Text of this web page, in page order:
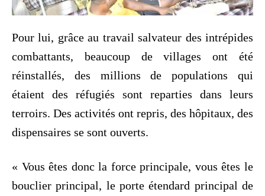
Pour lui, grâce au travail salvateur des intrépides
combattants, beaucoup de villages ont été
réinstallés, des millions de populations qui
étaient des réfugiés sont reparties dans leurs
terroirs. Des activités ont repris, des hôpitaux, des
dispensaires se sont ouverts.
« Vous êtes donc la force principale, vous êtes le
bouclier principal, le porte étendard principal de